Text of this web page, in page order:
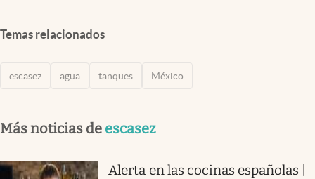
Temas relacionados
escasez agua tanques México
Más noticias de escasez
Alerta en las cocinas españolas |